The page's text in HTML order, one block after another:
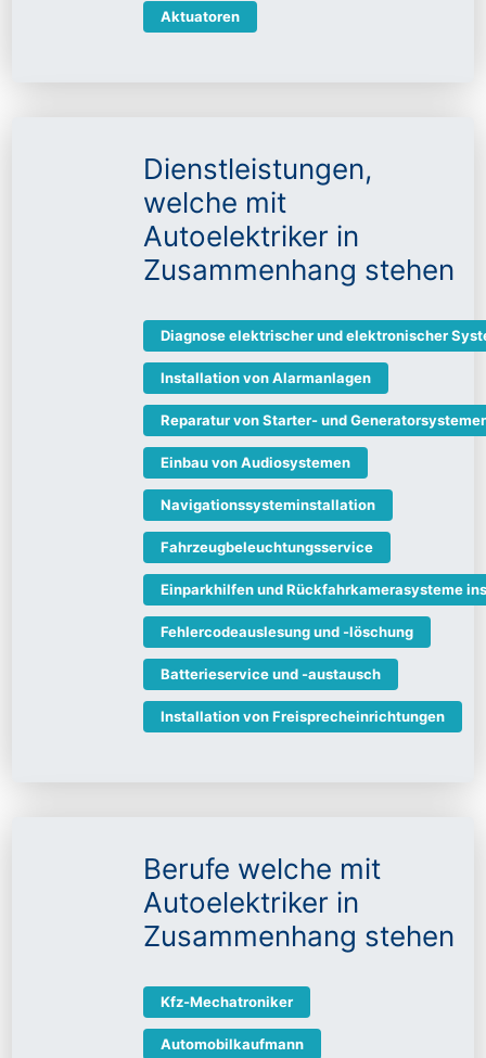
Aktuatoren
Dienstleistungen,
welche mit
Autoelektriker in
Zusammenhang stehen
Diagnose elektrischer und elektronischer
Installation von Alarmanlagen
Reparatur von Starter- und
Einbau von Audiosystemen
Navigationssysteminstallation
Fahrzeugbeleuchtungsservice
Einparkhilfen und Rückfahrkamerasysteme
Fehlercodeauslesung und -löschung
Batterieservice und -austausch
Installation von Freisprecheinrichtungen
Berufe welche mit
Autoelektriker in
Zusammenhang stehen
Kfz-Mechatroniker
Automobilkaufmann